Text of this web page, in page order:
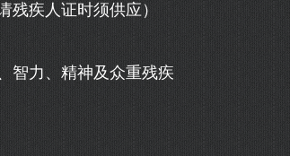
疾人证时须供应）
智力、精神及众重残疾